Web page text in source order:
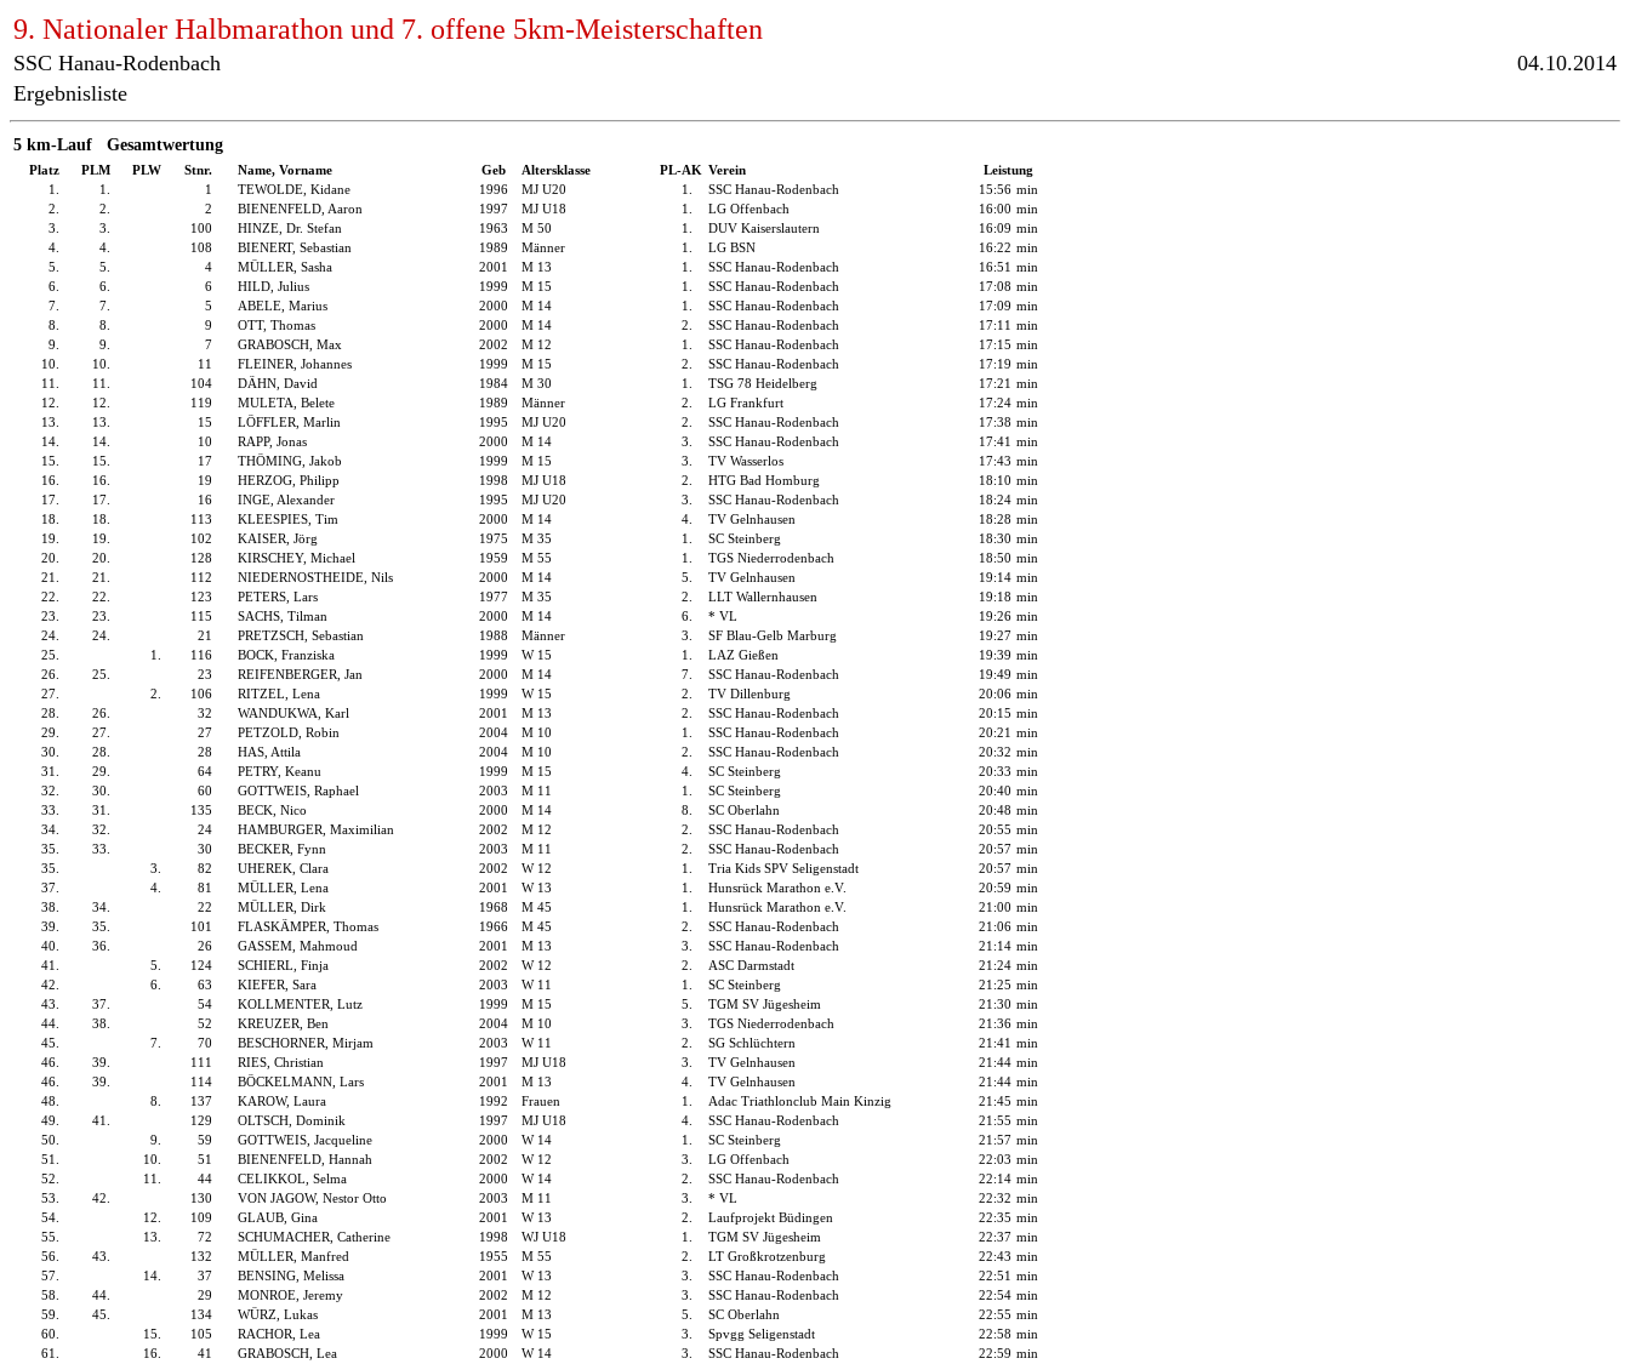
9. Nationaler Halbmarathon und 7. offene 5km-Meisterschaften
SSC Hanau-Rodenbach
04.10.2014
Ergebnisliste
5 km-Lauf Gesamtwertung
Platz PLM PLW Stnr. Name, Vorname Geb Altersklasse PL-AK Verein
Leistung
1.
1. 1 TEWOLDE, Kidane 1996 MJ U20 1. SSC Hanau-Rodenbach 15:56 min
2.
2. 2 BIENENFELD, Aaron 1997 MJ U18 1. LG Offenbach 16:00 min
3.
3. 100 HINZE, Dr. Stefan 1963 M 50 1. DUV Kaiserslautern 16:09 min
4.
4. 108 BIENERT, Sebastian 1989 Männer 1. LG BSN 16:22 min
5.
5. 4 MÜLLER, Sasha 2001 M 13 1. SSC Hanau-Rodenbach 16:51 min
6.
6. 6 HILD, Julius 1999 M 15 1. SSC Hanau-Rodenbach 17:08 min
7.
7. 5 ABELE, Marius 2000 M 14 1. SSC Hanau-Rodenbach 17:09 min
8.
8. 9 OTT, Thomas 2000 M 14 2. SSC Hanau-Rodenbach 17:11 min
9.
9. 7 GRABOSCH, Max 2002 M 12 1. SSC Hanau-Rodenbach 17:15 min
10.
10. 11 FLEINER, Johannes 1999 M 15 2. SSC Hanau-Rodenbach 17:19 min
11.
11. 104 DÄHN, David 1984 M 30 1. TSG 78 Heidelberg 17:21 min
12.
12. 119 MULETA, Belete 1989 Männer 2. LG Frankfurt 17:24 min
13.
13. 15 LÖFFLER, Marlin 1995 MJ U20 2. SSC Hanau-Rodenbach 17:38 min
14.
14. 10 RAPP, Jonas 2000 M 14 3. SSC Hanau-Rodenbach 17:41 min
15.
15. 17 THÖMING, Jakob 1999 M 15 3. TV Wasserlos 17:43 min
16.
16. 19 HERZOG, Philipp 1998 MJ U18 2. HTG Bad Homburg 18:10 min
17.
17. 16 INGE, Alexander 1995 MJ U20 3. SSC Hanau-Rodenbach 18:24 min
18.
18. 113 KLEESPIES, Tim 2000 M 14 4. TV Gelnhausen 18:28 min
19.
19. 102 KAISER, Jörg 1975 M 35 1. SC Steinberg 18:30 min
20.
20. 128 KIRSCHEY, Michael 1959 M 55 1. TGS Niederrodenbach 18:50 min
21.
21. 112 NIEDERNOSTHEIDE, Nils 2000 M 14 5. TV Gelnhausen 19:14 min
22.
22. 123 PETERS, Lars 1977 M 35 2. LLT Wallernhausen 19:18 min
23.
23. 115 SACHS, Tilman 2000 M 14 6. * VL 19:26 min
24.
24. 21 PRETZSCH, Sebastian 1988 Männer 3. SF Blau-Gelb Marburg 19:27 min
25.
1. 116 BOCK, Franziska 1999 W 15 1. LAZ Gießen 19:39 min
26.
25. 23 REIFENBERGER, Jan 2000 M 14 7. SSC Hanau-Rodenbach 19:49 min
27.
2. 106 RITZEL, Lena 1999 W 15 2. TV Dillenburg 20:06 min
28.
26. 32 WANDUKWA, Karl 2001 M 13 2. SSC Hanau-Rodenbach 20:15 min
29.
27. 27 PETZOLD, Robin 2004 M 10 1. SSC Hanau-Rodenbach 20:21 min
30.
28. 28 HAS, Attila 2004 M 10 2. SSC Hanau-Rodenbach 20:32 min
31.
29. 64 PETRY, Keanu 1999 M 15 4. SC Steinberg 20:33 min
32.
30. 60 GOTTWEIS, Raphael 2003 M 11 1. SC Steinberg 20:40 min
33.
31. 135 BECK, Nico 2000 M 14 8. SC Oberlahn 20:48 min
34.
32. 24 HAMBURGER, Maximilian 2002 M 12 2. SSC Hanau-Rodenbach 20:55 min
35.
33. 30 BECKER, Fynn 2003 M 11 2. SSC Hanau-Rodenbach 20:57 min
35.
3. 82 UHEREK, Clara 2002 W 12 1. Tria Kids SPV Seligenstadt 20:57 min
37.
4. 81 MÜLLER, Lena 2001 W 13 1. Hunsrück Marathon e.V. 20:59 min
38.
34. 22 MÜLLER, Dirk 1968 M 45 1. Hunsrück Marathon e.V. 21:00 min
39.
35. 101 FLASKÄMPER, Thomas 1966 M 45 2. SSC Hanau-Rodenbach 21:06 min
40.
36. 26 GASSEM, Mahmoud 2001 M 13 3. SSC Hanau-Rodenbach 21:14 min
41.
5. 124 SCHIERL, Finja 2002 W 12 2. ASC Darmstadt 21:24 min
42.
6. 63 KIEFER, Sara 2003 W 11 1. SC Steinberg 21:25 min
43.
37. 54 KOLLMENTER, Lutz 1999 M 15 5. TGM SV Jügesheim 21:30 min
44.
38. 52 KREUZER, Ben 2004 M 10 3. TGS Niederrodenbach 21:36 min
45.
7. 70 BESCHORNER, Mirjam 2003 W 11 2. SG Schlüchtern 21:41 min
46.
39. 111 RIES, Christian 1997 MJ U18 3. TV Gelnhausen 21:44 min
46.
39. 114 BÖCKELMANN, Lars 2001 M 13 4. TV Gelnhausen 21:44 min
48.
8. 137 KAROW, Laura 1992 Frauen 1. Adac Triathlonclub Main Kinzig 21:45 min
49.
41. 129 OLTSCH, Dominik 1997 MJ U18 4. SSC Hanau-Rodenbach 21:55 min
50.
9. 59 GOTTWEIS, Jacqueline 2000 W 14 1. SC Steinberg 21:57 min
51.
10. 51 BIENENFELD, Hannah 2002 W 12 3. LG Offenbach 22:03 min
52.
11. 44 CELIKKOL, Selma 2000 W 14 2. SSC Hanau-Rodenbach 22:14 min
53.
42. 130 VON JAGOW, Nestor Otto 2003 M 11 3. * VL 22:32 min
54.
12. 109 GLAUB, Gina 2001 W 13 2. Laufprojekt Büdingen 22:35 min
55.
13. 72 SCHUMACHER, Catherine 1998 WJ U18 1. TGM SV Jügesheim 22:37 min
56.
43. 132 MÜLLER, Manfred 1955 M 55 2. LT Großkrotzenburg 22:43 min
57.
14. 37 BENSING, Melissa 2001 W 13 3. SSC Hanau-Rodenbach 22:51 min
58.
44. 29 MONROE, Jeremy 2002 M 12 3. SSC Hanau-Rodenbach 22:54 min
59.
45. 134 WÜRZ, Lukas 2001 M 13 5. SC Oberlahn 22:55 min
60.
15. 105 RACHOR, Lea 1999 W 15 3. Spvgg Seligenstadt 22:58 min
61.
16. 41 GRABOSCH, Lea 2000 W 14 3. SSC Hanau-Rodenbach 22:59 min